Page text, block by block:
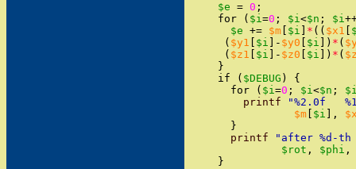
$e = 0 ;
for
( $i=0 ; $i<$n ; $i
$e += $m $i * ( ( $x1
( $y1 $i - $y0 $i ) * (
( $z1 $i - $z0 $i ) * (
}
if
( $DEBUG )
{
for
( $i=0 ; $i<$n ;
printf
"%2.0f
$m $i ,
}
printf
" after %d-th
$rot , $phi ,
}